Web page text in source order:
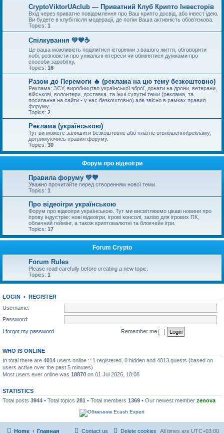
CryptoViktorUAclub — Приватний Клуб Крипто Інвесторів
Вхід через приватне повідомлення про Ваш крипто досвід, або інвест ідею.
Ви будете в клубі після модерації, де потім Ваша активність обов’язкова.
Topics: 1
Спілкування 💛💙☕
Це ваша можливість поділитися історіями з вашого життя, обговорити
хобі, розповісти про унікальні інтереси чи обмінятися думками про
способи заробітку.
Topics: 16
Разом до Перемоги 🔥 (реклама на цю тему безкоштовно)
Реклама: ЗСУ, виробництво української зброї, донати на дрони, ветерани,
військові, волонтери, доставка, та інші супутні теми (реклама, та
посилання на сайти - у нас безкоштовно) але звісно в рамках правил
форуму.
Topics: 2
Реклама (українською)
Тут ви можете залишити безкоштовне або платне оголошення\рекламу,
дотримуючись правил форуму.
Topics: 30
Форум про відеоігри
Правила форуму 💛💙
Уважно прочитайте перед створенням нової теми.
Topics: 1
Про відеоігри українською
Форум про відеоігри українською. Тут ми висвітлюемо цікаві новини про
ігрову індустрію: нові відеоігри, ігрові консолі, залізо для ігрових ПК,
облачний геймінг, а також криптовалютні та блокчейн ігри.
Topics: 17
Forum Crypto
Forum Rules
Please read carefully before creating a new topic.
Topics: 1
LOGIN • REGISTER
Username:
Password:
I forgot my password
Remember me
WHO IS ONLINE
In total there are 4014 users online :: 1 registered, 0 hidden and 4013 guests (based on
users active over the past 5 minutes)
Most users ever online was 18870 on 01 Jul 2026, 18:08
STATISTICS
Total posts 3944 • Total topics 281 • Total members 1369 • Our newest member zenova
Home Главная All times are UTC+03:00
Delete cookies
Contact us